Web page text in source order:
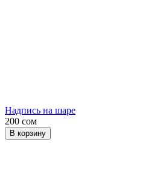
Надпись на шаре
200 сом
В корзину